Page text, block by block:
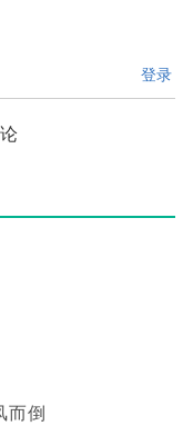
登录
而倒